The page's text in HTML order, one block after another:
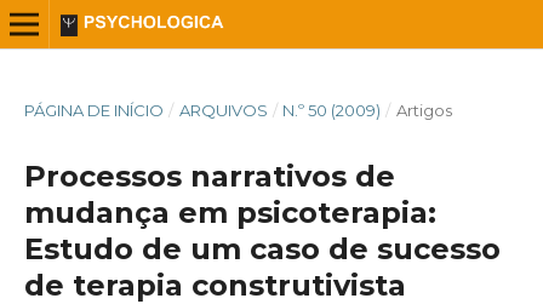
PÁGINA DE INÍCIO / ARQUIVOS / N.º 50 (2009) / Artigos
Processos narrativos de
mudança em psicoterapia:
Estudo de um caso de sucesso
de terapia construtivista